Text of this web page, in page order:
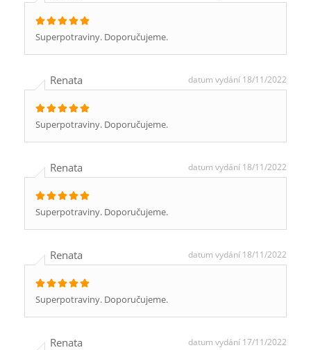
Superpotraviny. Doporučujeme.
Renata datum vydání 18/11/2022
Superpotraviny. Doporučujeme.
Renata datum vydání 18/11/2022
Superpotraviny. Doporučujeme.
Renata datum vydání 18/11/2022
Superpotraviny. Doporučujeme.
Renata datum vydání 17/11/2022